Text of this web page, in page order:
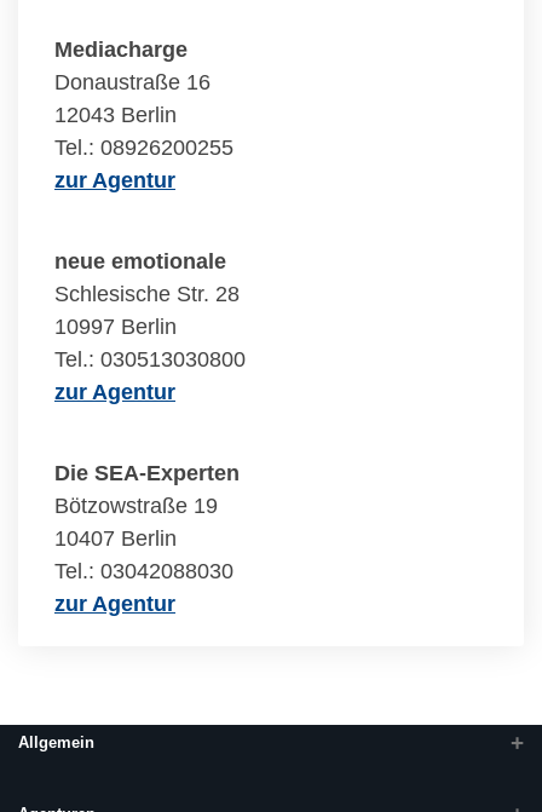
Mediacharge
Donaustraße 16
12043 Berlin
Tel.: 08926200255
zur Agentur
neue emotionale
Schlesische Str. 28
10997 Berlin
Tel.: 030513030800
zur Agentur
Die SEA-Experten
Bötzowstraße 19
10407 Berlin
Tel.: 03042088030
zur Agentur
Allgemein